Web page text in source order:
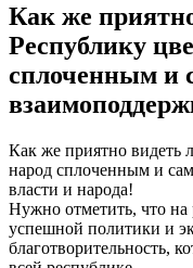
Как же
Республику
сплоченным и
Как же приятно видеть
народ сплоченным и
власти и народа!
Нужно отметить, что на
успешной политики и
благотворительность,